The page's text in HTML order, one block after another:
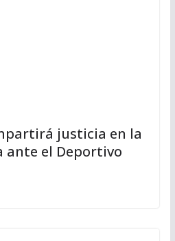
justicia en la
ante el Deportivo